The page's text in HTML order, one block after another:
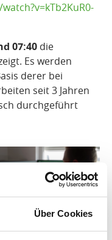
Über Cookies
07:40 die
Es werden
derer bei
seit 3 Jahren
durchgeführt